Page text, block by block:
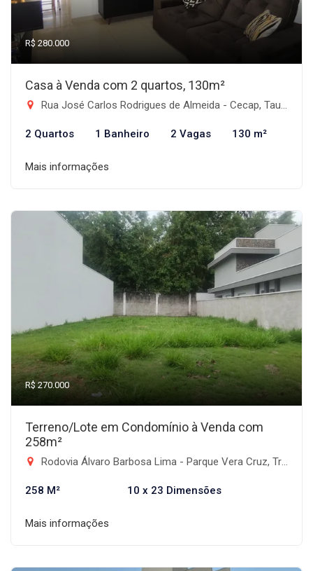
R$ 280.000
Casa à Venda com 2 quartos, 130m²
Rua José Carlos Rodrigues de Almeida - Cecap, Taubaté-SP
2 Quartos 1 Banheiro 2 Vagas 130 m²
Mais informações
R$ 270.000
Terreno/Lote em Condomínio à Venda com
258m²
Rodovia Álvaro Barbosa Lima - Parque Vera Cruz, Tremembé-SP
258 M² 10 x 23 Dimensões
Mais informações